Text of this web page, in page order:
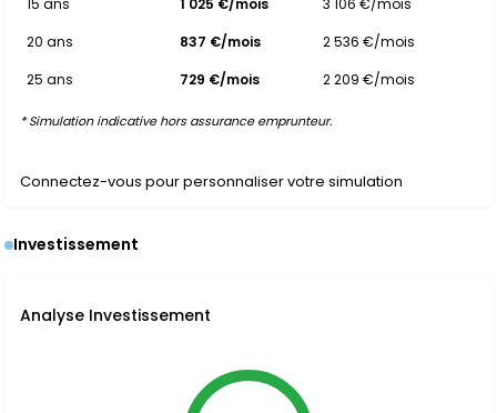
15 ans 1 025 €/mois
3 106 €/mois
20 ans
837 €/mois
2 536 €/mois
25 ans
729 €/mois 2 209 €/mois
* Simulation indicative hors assurance emprunteur.
Connectez-vous pour personnaliser votre simulation
Investissement
Analyse Investissement